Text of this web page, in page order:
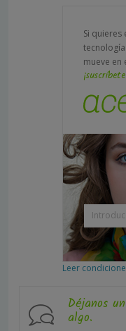
Si quieres
mueve en
Leer
Déjanos
algo.